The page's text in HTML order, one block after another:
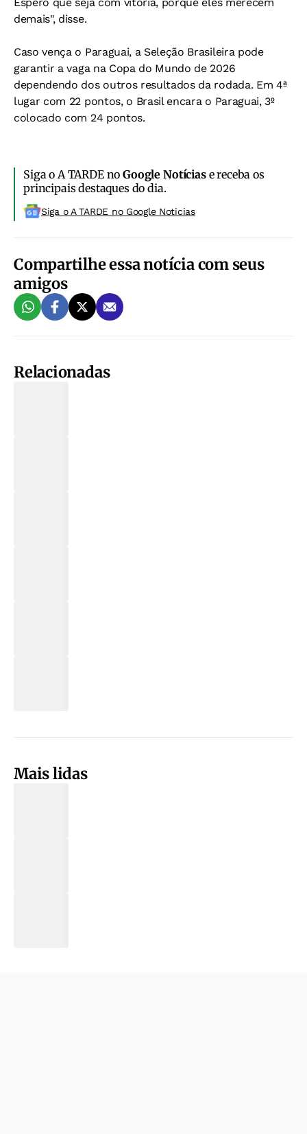
demais", disse.
Caso vença o Paraguai, a Seleção Brasileira pode
garantir a vaga na Copa do Mundo de 2026
dependendo dos outros resultados da rodada. Em 4ª
lugar com 22 pontos, o Brasil encara o Paraguai, 3º
colocado com 24 pontos.
Siga o A TARDE noGoogle Notíciase receba os
principais destaques do dia.
Siga o A TARDE no Google Noticias
Compartilhe essa notícia com seus
amigos
Relacionadas
Mais lidas